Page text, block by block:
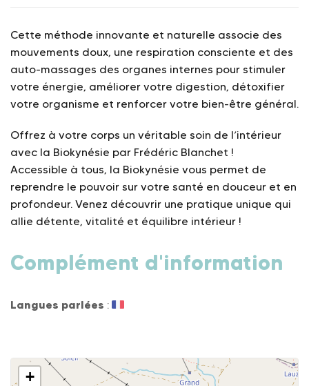
Cette méthode innovante et naturelle associe des
mouvements doux, une respiration consciente et des
auto-massages des organes internes pour stimuler
votre énergie, améliorer votre digestion, détoxifier
votre organisme et renforcer votre bien-être général.
Offrez à votre corps un véritable soin de l’intérieur
avec la Biokynésie par Frédéric Blanchet !
Accessible à tous, la Biokynésie vous permet de
reprendre le pouvoir sur votre santé en douceur et en
profondeur. Venez découvrir une pratique unique qui
allie détente, vitalité et équilibre intérieur !
Complément d'information
Langues parlées :
+